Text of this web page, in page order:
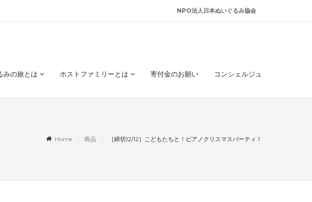
NPO法人日本ぬいぐるみ協会
みの旅とは ホストファミリーとは 寄付金のお願い コンシェルジュ
Home 商品 ［締切12/12］こどもたちと！ピアノクリスマスパーティ！